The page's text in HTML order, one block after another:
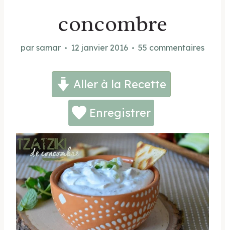
concombre
par samar 12 janvier 2016 55 commentaires
Aller à la Recette
Enregistrer